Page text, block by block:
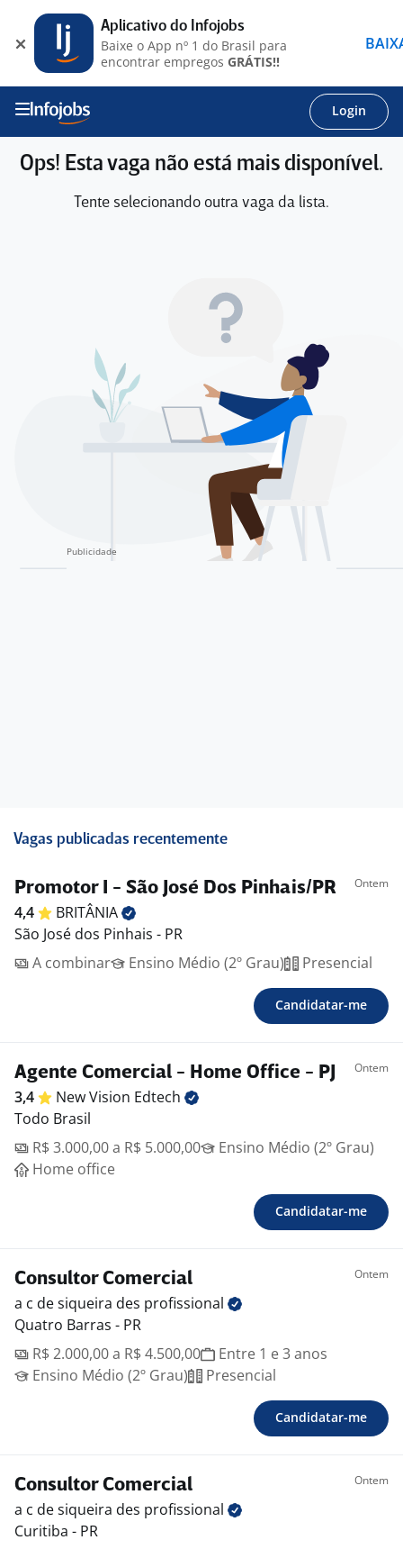
Login
Ops! Esta vaga não está mais disponível.
Tente selecionando outra vaga da lista.
Vagas publicadas recentemente
Promotor I - São José Dos Pinhais/PR Ontem
4,4
BRITÂNIA
São José dos Pinhais - PR
A combinar
Ensino Médio (2º Grau) Presencial
Candidatar-me
Agente Comercial - Home Office - PJ Ontem
3,4 New Vision Edtech
Todo Brasil
R$ 3.000,00 a R$ 5.000,00
Ensino Médio (2º Grau)
Home office
Candidatar-me
Consultor Comercial Ontem
a c de siqueira des profissional
Quatro Barras - PR
R$ 2.000,00 a R$ 4.500,00
Entre 1 e 3 anos
Ensino Médio (2º Grau)
Presencial
Candidatar-me
Consultor Comercial Ontem
a c de siqueira des profissional
Curitiba - PR
Aplicativo do Infojobs
Baixe o App nº 1 do Brasil para
encontrar empregos GRÁTIS!!